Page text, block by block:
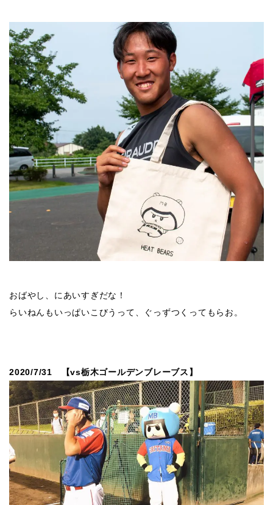
おばやし、にあいすぎだな！
らいねんもいっぱいこびうって、ぐっずつくってもらお。
2020/7/31 【vs栃木ゴールデンブレーブス】